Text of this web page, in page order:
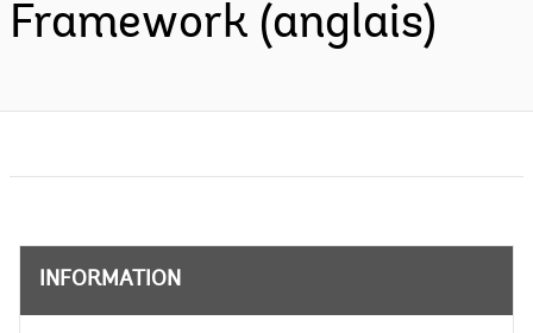
Framework (anglais)
INFORMATION